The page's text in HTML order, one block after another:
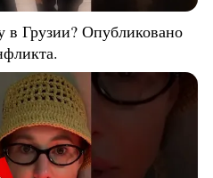
в Грузии? Опубликовано